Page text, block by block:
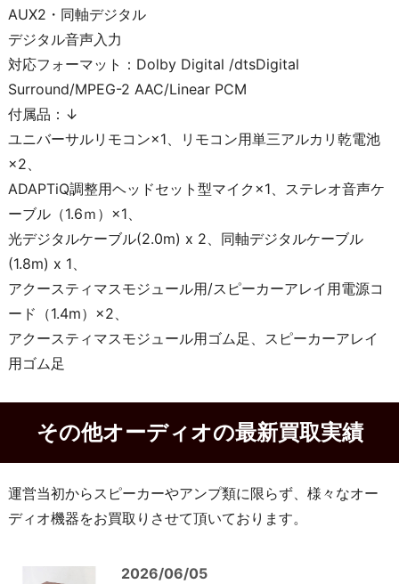
AUX2・同軸デジタル
デジタル音声入力
対応フォーマット：Dolby Digital /dtsDigital
Surround/MPEG-2 AAC/Linear PCM
付属品：↓
ユニバーサルリモコン×1、リモコン用単三アルカリ乾電池
×2、
ADAPTiQ調整用ヘッドセット型マイク×1、ステレオ音声ケ
ーブル（1.6ｍ）×1、
光デジタルケーブル(2.0m) x 2、同軸デジタルケーブル
(1.8m) x 1、
アクースティマスモジュール用/スピーカーアレイ用電源コ
ード（1.4m）×2、
アクースティマスモジュール用ゴム足、スピーカーアレイ
用ゴム足
その他オーディオの最新買取実績
運営当初からスピーカーやアンプ類に限らず、様々なオー
ディオ機器をお買取りさせて頂いております。
2026/06/05